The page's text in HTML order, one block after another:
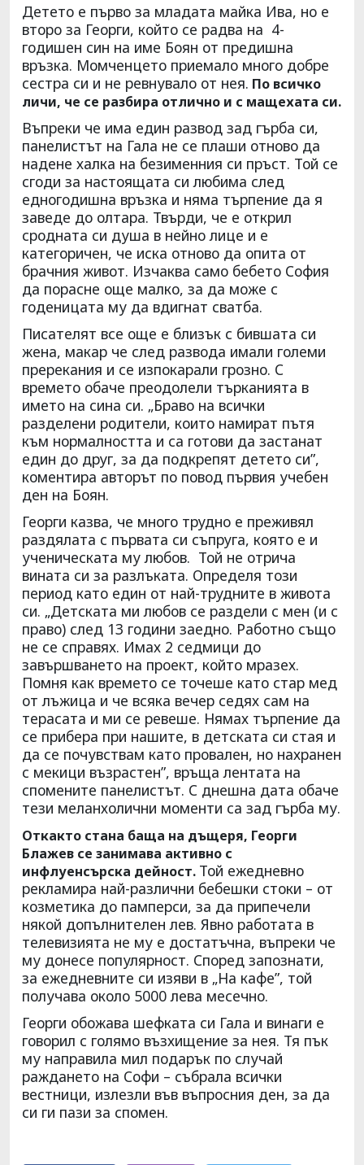
Детето е първо за младата майка Ива, но е
второ за Георги, който се радва на 4-
годишен син на име Боян от предишна
връзка. Момченцето приемало много добре
сестра си и не ревнувало от нея. По всичко
личи, че се разбира отлично и с мащехата си.
Въпреки че има един развод зад гърба си,
панелистът на Гала не се плаши отново да
надене халка на безименния си пръст. Той се
сгоди за настоящата си любима след
едногодишна връзка и няма търпение да я
заведе до олтара. Твърди, че е открил
сродната си душа в нейно лице и e
категоричен, че иска отново да опита от
брачния живот. Изчаква само бебето София
да порасне още малко, за да може с
годеницата му да вдигнат сватба.
Писателят все още е близък с бившата си
жена, макар че след развода имали големи
пререкания и се изпокарали грозно. С
времето обаче преодолели търканията в
името на сина си. „Браво на всички
разделени родители, които намират пътя
към нормалността и са готови да застанат
един до друг, за да подкрепят детето си”,
коментира авторът по повод първия учебен
ден на Боян.
Георги казва, че много трудно е преживял
раздялата с първата си съпруга, която е и
ученическата му любов. Той не отрича
вината си за разлъката. Определя този
период като един от най-трудните в живота
си. „Детската ми любов се раздели с мен (и с
право) след 13 години заедно. Работно също
не се справях. Имах 2 седмици до
завършването на проект, който мразех.
Помня как времето се точеше като стар мед
от лъжица и че всяка вечер седях сам на
терасата и ми се ревеше. Нямах търпение да
се прибера при нашите, в детската си стая и
да се почувствам като провален, но нахранен
с мекици възрастен”, връща лентата на
спомените панелистът. С днешна дата обаче
тези меланхолични моменти са зад гърба му.
Откакто стана баща на дъщеря, Георги
Блажев се занимава активно с
инфлуенсърска дейност. Той ежедневно
рекламира най-различни бебешки стоки – от
козметика до памперси, за да припечели
някой допълнителен лев. Явно работата в
телевизията не му е достатъчна, въпреки че
му донесе популярност. Според запознати,
за ежедневните си изяви в „На кафе”, той
получава около 5000 лева месечно.
Георги обожава шефката си Гала и винаги е
говорил с голямо възхищение за нея. Тя пък
му направила мил подарък по случай
раждането на Софи – събрала всички
вестници, излезли във въпросния ден, за да
си ги пази за спомен.